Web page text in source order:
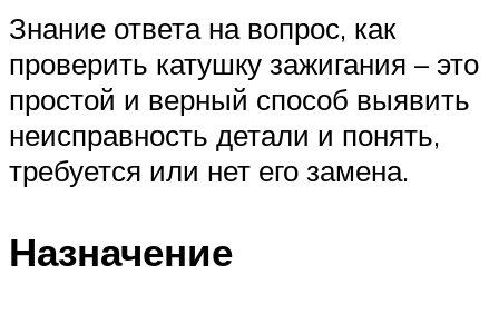
Знание ответа на вопрос, как
проверить катушку зажигания – это
простой и верный способ выявить
неисправность детали и понять,
требуется или нет его замена.
Назначение